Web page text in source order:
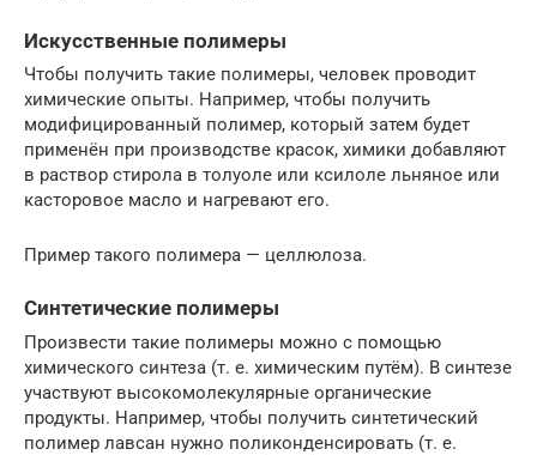
Искусственные полимеры
Чтобы получить такие полимеры, человек проводит
химические опыты. Например, чтобы получить
модифицированный полимер, который затем будет
применён при производстве красок, химики добавляют
в раствор стирола в толуоле или ксилоле льняное или
касторовое масло и нагревают его.
Пример такого полимера — целлюлоза.
Синтетические полимеры
Произвести такие полимеры можно с помощью
химического синтеза (т. е. химическим путём). В синтезе
участвуют высокомолекулярные органические
продукты. Например, чтобы получить синтетический
полимер лавсан нужно поликонденсировать (т. е.